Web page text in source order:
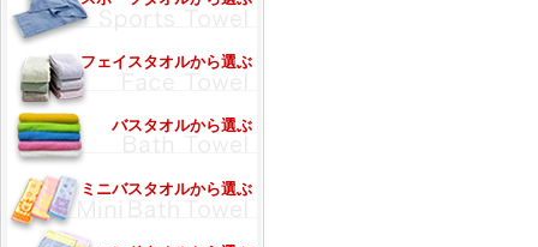
フェイスタオルから選ぶ
バスタオルから選ぶ
ミニバスタオルから選ぶ